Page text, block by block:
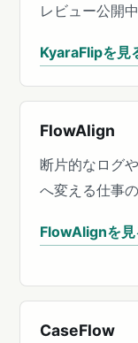
レビュー公開中
KyaraFlipを見
FlowAlign
断片的なログ
へ変える仕事
FlowAlignを見
CaseFlow